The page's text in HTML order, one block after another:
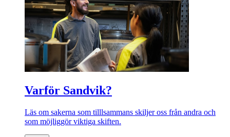
Varför Sandvik?
Läs om sakerna som tilllsammans skiljer oss från andra och
som möjliggör viktiga skiften.